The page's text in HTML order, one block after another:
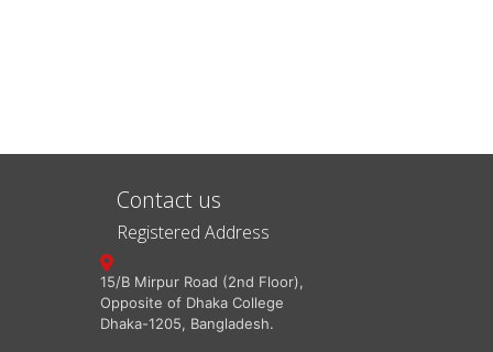
Contact us
Registered Address
15/B Mirpur Road (2nd Floor),
Opposite of Dhaka College
Dhaka-1205, Bangladesh.